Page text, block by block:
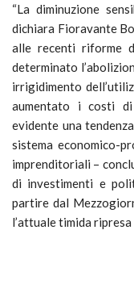
“La diminuzione
dichiara Fioravante
alle recenti riforme
determinato
irrigidimento
aumentato i costi
evidente una
sistema economico-
imprenditoriali –
di investimenti e
partire dal
l’attuale timida ripresa